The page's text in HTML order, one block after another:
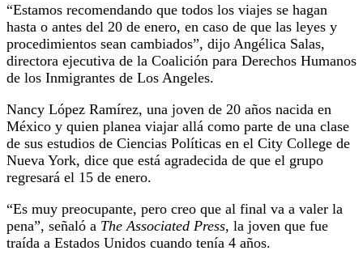
“Estamos recomendando que todos los viajes se hagan
hasta o antes del 20 de enero, en caso de que las leyes y
procedimientos sean cambiados”, dijo Angélica Salas,
directora ejecutiva de la Coalición para Derechos Humanos
de los Inmigrantes de Los Angeles.
Nancy López Ramírez, una joven de 20 años nacida en
México y quien planea viajar allá como parte de una clase
de sus estudios de Ciencias Políticas en el City College de
Nueva York, dice que está agradecida de que el grupo
regresará el 15 de enero.
“Es muy preocupante, pero creo que al final va a valer la
pena”, señaló a The Associated Press, la joven que fue
traída a Estados Unidos cuando tenía 4 años.